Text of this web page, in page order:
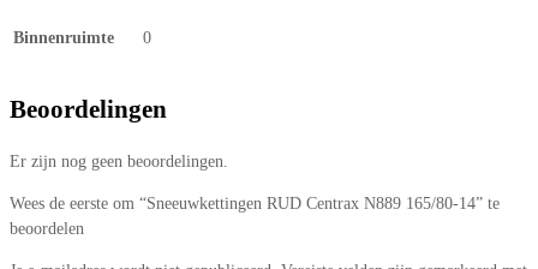
Binnenruimte 0
Beoordelingen
Er zijn nog geen beoordelingen.
Wees de eerste om “Sneeuwkettingen RUD Centrax N889 165/80-14” te
beoordelen